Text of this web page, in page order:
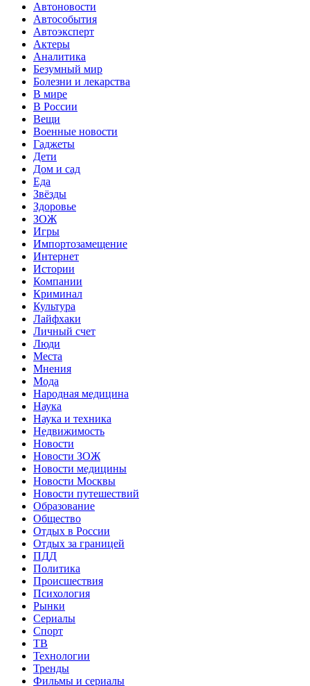
Автоновости
Автособытия
Автоэксперт
Актеры
Аналитика
Безумный мир
Болезни и лекарства
В мире
В России
Вещи
Военные новости
Гаджеты
Дети
Дом и сад
Еда
Звёзды
Здоровье
ЗОЖ
Игры
Импортозамещение
Интернет
Истории
Компании
Криминал
Культура
Лайфхаки
Личный счет
Люди
Места
Мнения
Мода
Народная медицина
Наука
Наука и техника
Недвижимость
Новости
Новости ЗОЖ
Новости медицины
Новости Москвы
Новости путешествий
Образование
Общество
Отдых в России
Отдых за границей
ПДД
Политика
Происшествия
Психология
Рынки
Сериалы
Спорт
ТВ
Технологии
Тренды
Фильмы и сериалы